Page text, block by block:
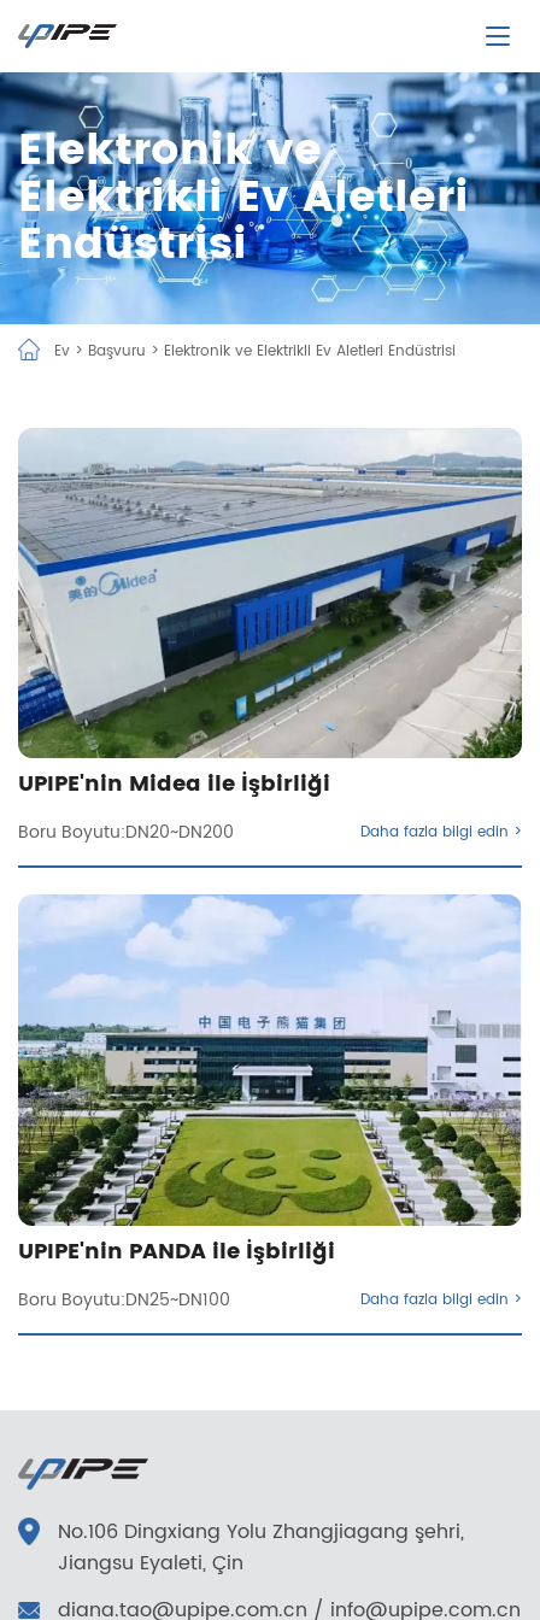
Elektronik ve
Elektrikli Ev Aletleri
Endüstrisi
Ev > Başvuru > Elektronik ve Elektrikli Ev Aletleri Endüstrisi
UPIPE'nin Midea ile İşbirliği
Boru Boyutu:DN20~DN200 Daha fazla bilgi edin >
UPIPE'nin PANDA ile İşbirliği
Boru Boyutu:DN25~DN100 Daha fazla bilgi edin >
No.106 Dingxiang Yolu Zhangjiagang şehri,
Jiangsu Eyaleti, Çin
diana.tao@upipe.com.cn / info@upipe.com.cn